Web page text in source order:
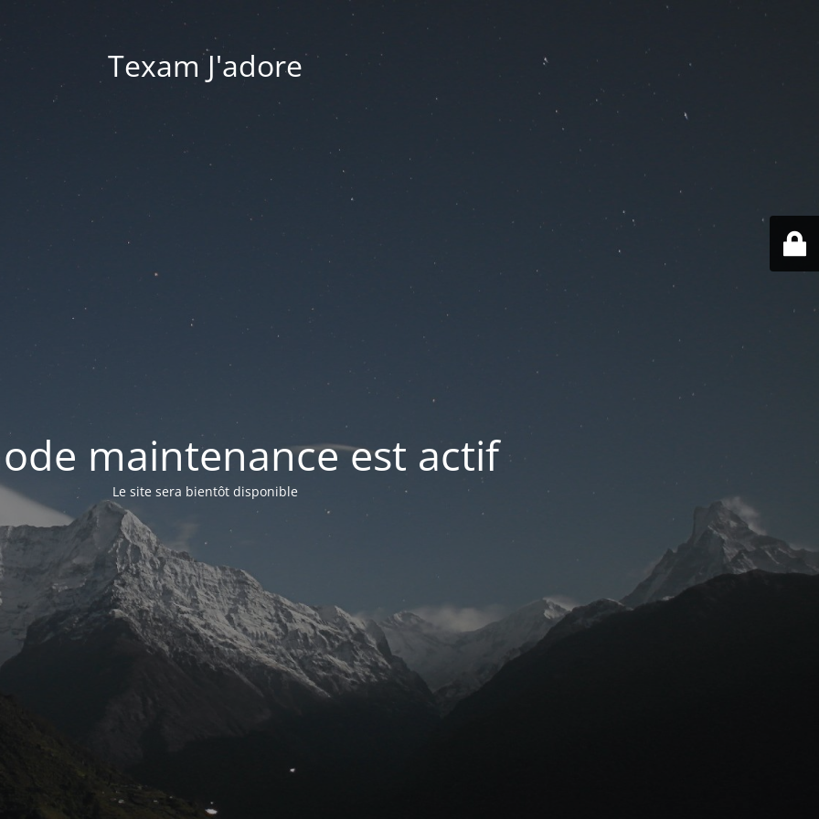
Texam J'adore
maintenance est actif
Le site sera bientôt disponible